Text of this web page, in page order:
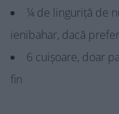
¼ de linguriță de
ienibahar, dacă
6 cuișoare, doar
fin